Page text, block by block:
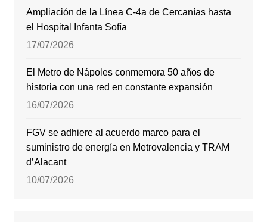
Ampliación de la Línea C-4a de Cercanías hasta
el Hospital Infanta Sofía
17/07/2026
El Metro de Nápoles conmemora 50 años de
historia con una red en constante expansión
16/07/2026
FGV se adhiere al acuerdo marco para el
suministro de energía en Metrovalencia y TRAM
d’Alacant
10/07/2026